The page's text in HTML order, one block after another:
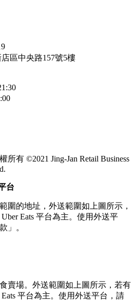
區中央路157號5樓
有 ©2021 Jing-Jan Retail Business
台
圍的地址，外送範圍如上圖所示，
Eats 平台為主。使用外送平
」。
賣場。外送範圍如上圖所示，若有
平台為主。使用外送平台，請